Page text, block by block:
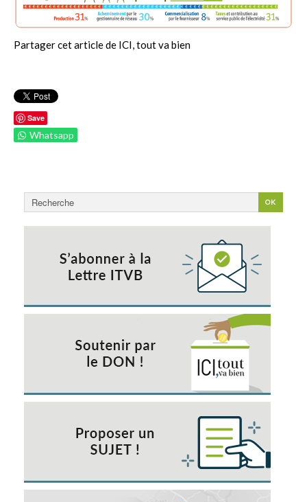
OK
Rechercher
Partager cet article de ICI, tout va bien
Save
Whatsapp